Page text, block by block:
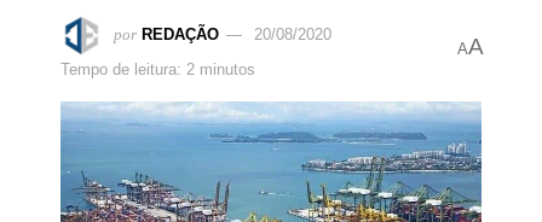
por REDAÇÃO
20/08/2020
Tempo de leitura: 2 minutos
AA